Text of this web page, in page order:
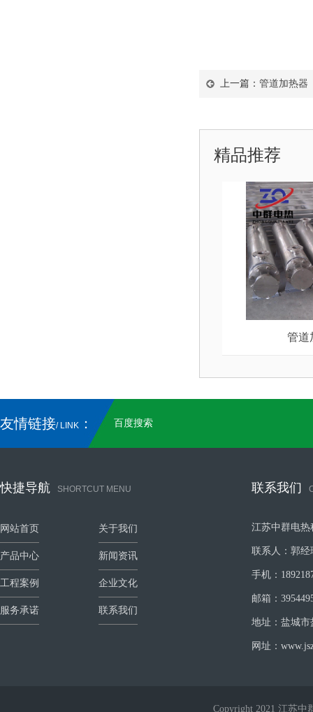
上一篇： 管道加热器
精品推荐
管道
友情链接/ LINK ： 百度搜索
快捷导航 SHORTCUT MENU
网站首页 关于我们
产品中心 新闻资讯
工程案例 企业文化
服务承诺 联系我们
联系我们
江苏中群电热
联系人：郭经
手机：
邮箱：
地址：盐城
网址：
Copyright 2021 江苏